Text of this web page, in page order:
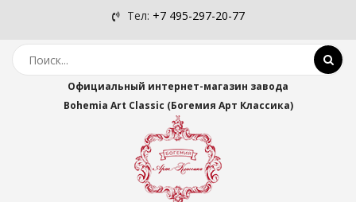
Тел: +7 495-297-20-77
Официальный интернет-магазин завода
Bohemia Art Classic (Богемия Арт Классика)